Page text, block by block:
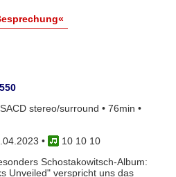
stereo/surround • 76min •
•
10 10 10
Schostakowitsch-Album:
Unveiled" verspricht uns das